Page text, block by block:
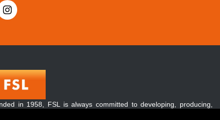
in 1958, FSL is always committed to developing, producing,